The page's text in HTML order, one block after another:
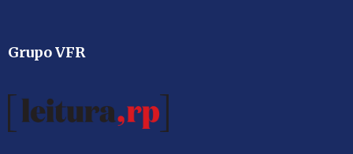
Grupo VFR